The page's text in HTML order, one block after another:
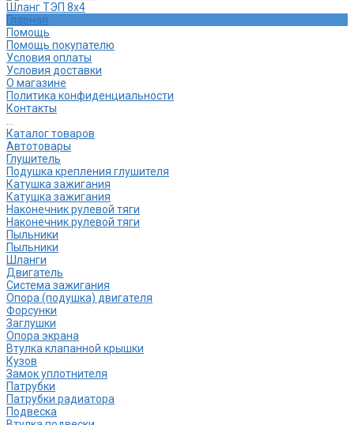
Шланг ТЭП 8х4
Главная
Помощь
Помощь покупателю
Условия оплаты
Условия доставки
О магазине
Политика конфиденциальности
Контакты
...
Каталог товаров
Автотовары
Глушитель
Подушка крепления глушителя
Катушка зажигания
Катушка зажигания
Наконечник рулевой тяги
Наконечник рулевой тяги
Пыльники
Пыльники
Шланги
Двигатель
Система зажигания
Опора (подушка) двигателя
Форсунки
Заглушки
Опора экрана
Втулка клапанной крышки
Кузов
Замок уплотнителя
Патрубки
Патрубки радиатора
Подвеска